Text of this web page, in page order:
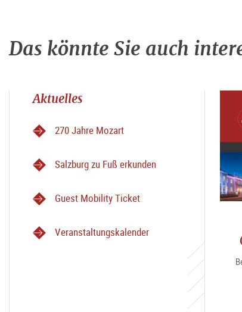
Das könnte Sie auch
Aktuelles
270 Jahre Mozart
Salzburg zu Fuß erkunden
Guest Mobility Ticket
Veranstaltungskalender